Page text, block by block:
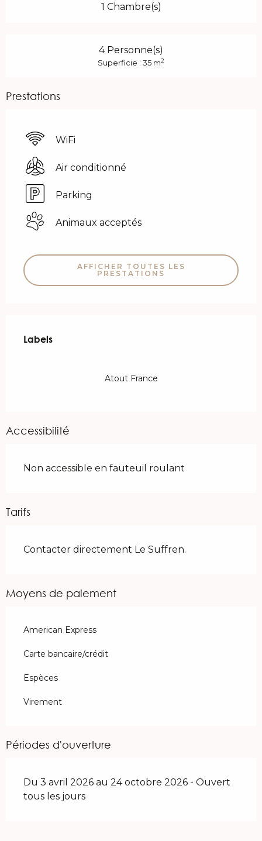
1 Chambre(s)
4 Personne(s)
Superficie : 35 m2
Prestations
WiFi
Air conditionné
Parking
Animaux acceptés
AFFICHER TOUTES LES
PRESTATIONS
Labels
Labels
Atout France
Accessibilité
Non accessible en fauteuil roulant
Tarifs
Contacter directement Le Suffren.
Moyens de paiement
American Express
Carte bancaire/crédit
Espèces
Virement
Périodes d'ouverture
Du 3 avril 2026 au 24 octobre 2026 - Ouvert
tous les jours